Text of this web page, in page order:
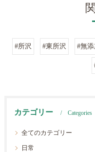
#所沢 #東所沢 #無
カテゴリー Categories
全てのカテゴリー
日常